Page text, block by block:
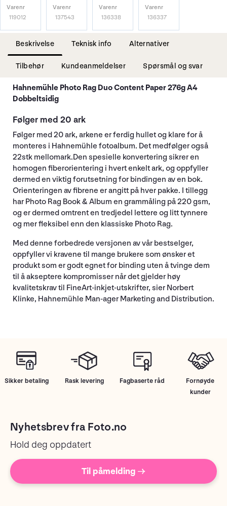
Varenr
119012
Varenr
137543
Varenr
136338
Varenr
136337
Beskrivelse Teknisk info Alternativer
Tilbehør Kundeanmeldelser Spørsmål og svar
Hahnemühle Photo Rag Duo Content Paper 276g A4
Dobbeltsidig
Følger med 20 ark
Følger med 20 ark, arkene er ferdig hullet og klare for å
monteres i Hahnemühle fotoalbum. Det medfølger også
22stk mellomark.Den spesielle konvertering sikrer en
homogen fiberorientering i hvert enkelt ark, og oppfyller
dermed en viktig forutsetning for bindingen av en bok.
Orienteringen av fibrene er angitt på hver pakke. I tillegg
har Photo Rag Book & Album en grammåling på 220 gsm,
og er dermed omtrent en tredjedel lettere og litt tynnere
og mer fleksibel enn den klassiske Photo Rag.
Med denne forbedrede versjonen av vår bestselger,
oppfyller vi kravene til mange brukere som ønsker et
produkt som er godt egnet for binding uten å tvinge dem
til å akseptere kompromisser når det gjelder høy
kvalitetskrav til FineArt-inkjet-utskrifter, sier Norbert
Klinke, Hahnemühle Man-ager Marketing and Distribution.
Sikker betaling Rask levering Fagbaserte råd
Fornøyde
kunder
Nyhetsbrev fra Foto.no
Hold deg oppdatert
Til påmelding →